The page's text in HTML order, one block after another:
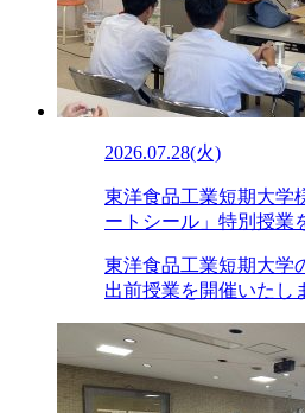
2026.07.28(火)
東洋食品工業短期大学
ートシール」特別授業
東洋食品工業短期大学
出前授業を開催いたし